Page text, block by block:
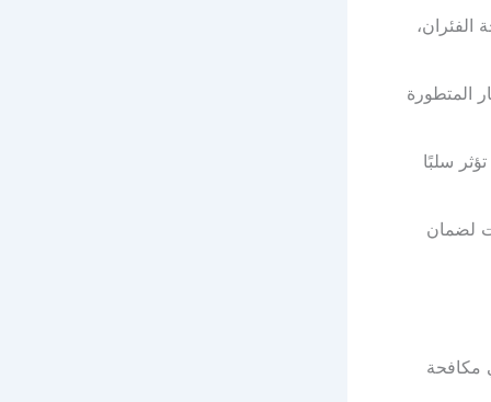
الفئران،
المتطورة
سلبًا
لضمان
مكافحة